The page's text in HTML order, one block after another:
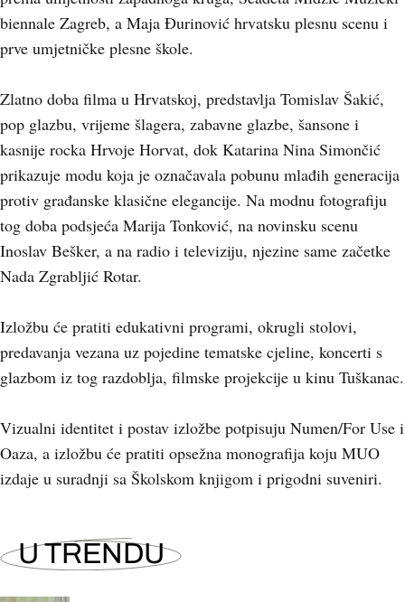
biennale Zagreb, a Maja Đurinović hrvatsku plesnu scenu i
prve umjetničke plesne škole.
Zlatno doba filma u Hrvatskoj, predstavlja Tomislav Šakić,
pop glazbu, vrijeme šlagera, zabavne glazbe, šansone i
kasnije rocka Hrvoje Horvat, dok Katarina Nina Simončić
prikazuje modu koja je označavala pobunu mlađih generacija
protiv građanske klasične elegancije. Na modnu fotografiju
tog doba podsjeća Marija Tonković, na novinsku scenu
Inoslav Bešker, a na radio i televiziju, njezine same začetke
Nada Zgrabljić Rotar.
Izložbu će pratiti edukativni programi, okrugli stolovi,
predavanja vezana uz pojedine tematske cjeline, koncerti s
glazbom iz tog razdoblja, filmske projekcije u kinu Tuškanac.
Vizualni identitet i postav izložbe potpisuju Numen/For Use i
Oaza, a izložbu će pratiti opsežna monografija koju MUO
izdaje u suradnji sa Školskom knjigom i prigodni suveniri.
U TRENDU